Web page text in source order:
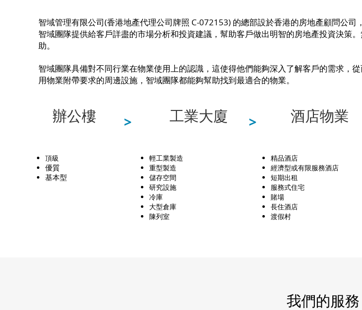
智域管理有限公司(香港地產代理公司牌照 C-072153) 的總部設於香港的房地產顧問公
智域團隊提供給客戶詳盡的市場分析和投資建議，幫助客戶做出明智的房地產投資決策
助。
智域團隊具備對不同行業在物業使用上的認識，這使得他們能夠深入了解客戶的需求，
用物業附帶要求的周邊設施，智域團隊都能夠幫助找到最適合的物業。
辦公樓 > 工業大廈 > 酒店物業
頂級
優質
基本型
輕工業製造
重型製造
儲存空間
研究設施
冷庫
大型倉庫
陳列室
精品酒店
經濟型或有限服務酒店
短期出租
服務式住宅
賭場
長住酒店
渡假村
我們的服務